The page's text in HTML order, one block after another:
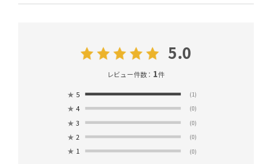
5.0
レビュー件数： 1件
★ 5 (1)
★ 4 (0)
★ 3 (0)
★ 2 (0)
★ 1 (0)